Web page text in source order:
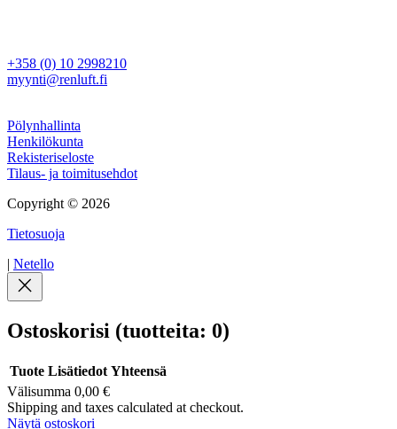
+358 (0) 10 2998210
myynti@renluft.fi
Pölynhallinta
Henkilökunta
Rekisteriseloste
Tilaus- ja toimitusehdot
Copyright © 2026
Tietosuoja
| Netello
Ostoskorisi (tuotteita: 0)
Tuotteet
Tuote Lisätiedot Yhteensä
Välisumma 0,00 €
Shipping and taxes calculated at checkout.
Näytä ostoskori